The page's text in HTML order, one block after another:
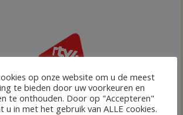
op onze website om u de meest
te bieden door uw voorkeuren en
te onthouden. Door op "Accepteren"
u in met het gebruik van ALLE cookies.